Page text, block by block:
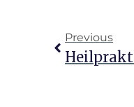
Previous